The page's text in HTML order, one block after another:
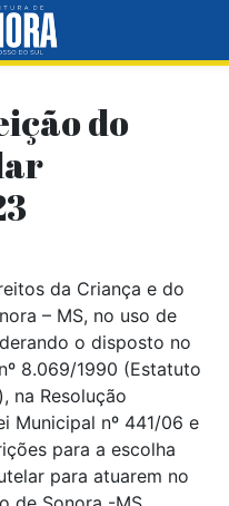
do
da Criança e do
– MS, no uso de
o disposto no
8.069/1990 (Estatuto
na Resolução
Municipal nº 441/06 e
para a escolha
para atuarem no